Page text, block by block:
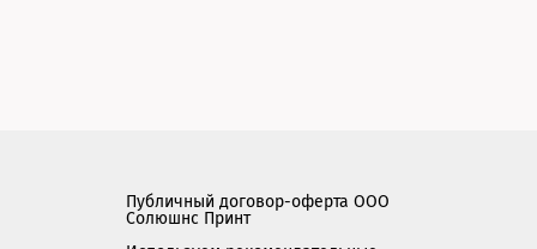
Публичный договор-оферта ООО
Солюшнс Принт